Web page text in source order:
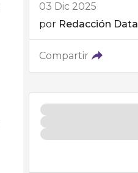
03 Dic 2025
por Redacción
Compartir